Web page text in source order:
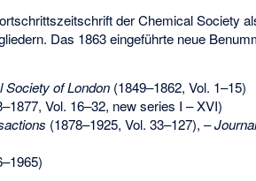
der Chemical Society
Das 1863 eingeführte neue
Society of London(1849–1862, Vol. 1–15)
Vol. 16–32, new series I – XVI)
(1878–1925, Vol. 33–127), –